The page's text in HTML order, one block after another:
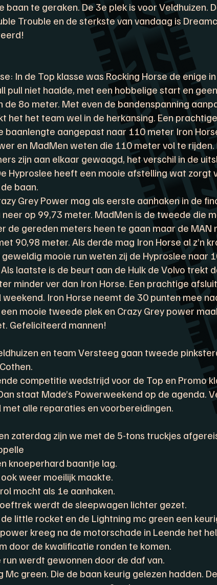
baan te geraken. De 3e plek is voor Veldhuizen.
Trouble en de sterkste van vandaag is
In de Top klasse was Rocking Horse de enige
pull niet haalde, met een hobbelige start en
de 8o meter. Met even de bandenspanning
het het team wel in de herkansing. Een
baanlengte aangepast naar 110 meter Iron
en MadMen weten die 110 meter vol te rijden.
zijn aan elkaar gewaagd, het verschil in de
Hyproslee heeft een mooie afstelling wat zorgt
baan.
Grey Power mag als eerste aanhaken in de
neer op 99,73 meter. MadMen is de tweede die
de gereden meters heen te gaan maar de MAN
90,98 meter. Als derde mag Iron Horse al z’n
mooie run weten zij de Hyproslee naar
laatste is de beurt aan de Hulk de Volvo trekt
minder ver dan Iron Horse. Een prachtige
Iron Horse neemt de 30 punten mee
mooie tweede plek en Crazy Grey power
Gefeliciteerd mannen!
en team Versteeg gaan tweede
competitie wedstrijd voor de Top en Promo
staat Made’s Powerweekend op de agenda.
met alle reparaties en voorbereidingen.
zaterdag zijn we met de 5-tons truckjes
knoeperhard baantje lag.
weer moeilijk maakte.
mocht als 1e aanhaken.
werdt de sleepwagen lichter gezet.
little rocket en de Lightning mc green een
kreeg na de motorschade in Leende het
door de kwalificatie ronden te komen.
run werdt gewonnen door de daf van.
Mc green. Die de baan keurig gelezen hadden.